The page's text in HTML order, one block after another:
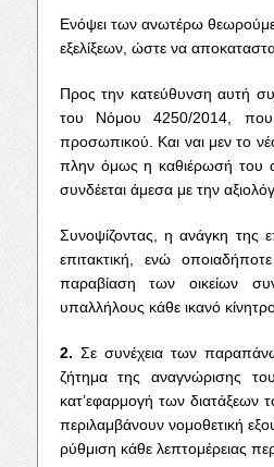
Ενόψει των ανωτέρω
εξελίξεων, ώστε να
Προς την κατεύθυνση αυτή
του Νόμου 4250/2014, που
προσωπικού. Και ναι μεν το
πλην όμως η καθιέρωσή του
συνδέεται άμεσα με την
Συνοψίζοντας, η ανάγκη της
επιτακτική, ενώ
παραβίαση των οικείων
υπαλλήλους κάθε ικανό
2. Σε συνέχεια των
ζήτημα της αναγνώρισης
κατ’εφαρμογή των διατάξεων
περιλαμβάνουν νομοθετική
ρύθμιση κάθε λεπτομέρειας